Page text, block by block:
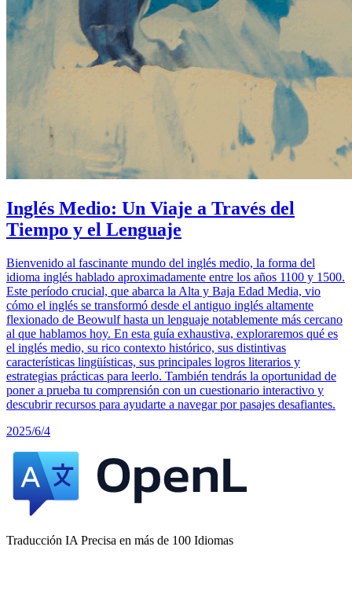
Inglés Medio: Un Viaje a Través del
Tiempo y el Lenguaje
Bienvenido al fascinante mundo del inglés medio, la forma del
idioma inglés hablado aproximadamente entre los años 1100 y 1500.
Este período crucial, que abarca la Alta y Baja Edad Media, vio
cómo el inglés se transformó desde el antiguo inglés altamente
flexionado de Beowulf hasta un lenguaje notablemente más cercano
al que hablamos hoy. En esta guía exhaustiva, exploraremos qué es
el inglés medio, su rico contexto histórico, sus distintivas
características lingüísticas, sus principales logros literarios y
estrategias prácticas para leerlo. También tendrás la oportunidad de
poner a prueba tu comprensión con un cuestionario interactivo y
descubrir recursos para ayudarte a navegar por pasajes desafiantes.
2025/6/4
Traducción IA Precisa en más de 100 Idiomas